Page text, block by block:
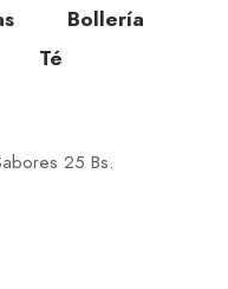
acogedor y
para una
ciudad.
día con nuestros
Bollería
Té
25 Bs.